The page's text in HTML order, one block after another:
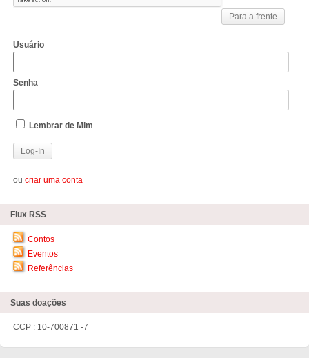
Usuário
Senha
Lembrar de Mim
ou criar uma conta
Flux RSS
Contos
Eventos
Referências
Suas doações
CCP : 10-700871 -7